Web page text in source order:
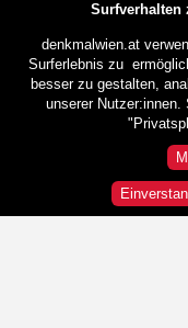
Surfverhalten
denkmalwien.at
Surferlebnis zu
besser zu gestalten,
unserer